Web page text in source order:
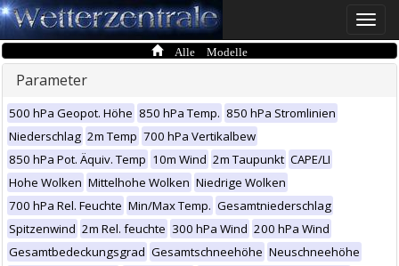
Toggle
Alle Modelle
Parameter
500 hPa Geopot. Höhe 850 hPa Temp. 850 hPa Stromlinien
Niederschlag 2m Temp 700 hPa Vertikalbew
850 hPa Pot. Äquiv. Temp 10m Wind 2m Taupunkt CAPE/LI
Hohe Wolken Mittelhohe Wolken Niedrige Wolken
700 hPa Rel. Feuchte Min/Max Temp. Gesamtniederschlag
Spitzenwind 2m Rel. feuchte 300 hPa Wind 200 hPa Wind
Gesamtbedeckungsgrad Gesamtschneehöhe Neuschneehöhe